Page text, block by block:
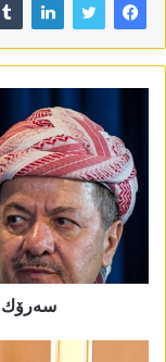
سه‌رۆك